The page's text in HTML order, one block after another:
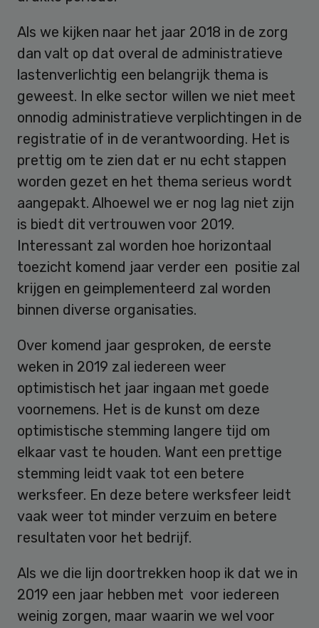
Als we kijken naar het jaar 2018 in de zorg
dan valt op dat overal de administratieve
lastenverlichtig een belangrijk thema is
geweest. In elke sector willen we niet meet
onnodig administratieve verplichtingen in de
registratie of in de verantwoording. Het is
prettig om te zien dat er nu echt stappen
worden gezet en het thema serieus wordt
aangepakt. Alhoewel we er nog lag niet zijn
is biedt dit vertrouwen voor 2019.
Interessant zal worden hoe horizontaal
toezicht komend jaar verder een positie zal
krijgen en geimplementeerd zal worden
binnen diverse organisaties.
Over komend jaar gesproken, de eerste
weken in 2019 zal iedereen weer
optimistisch het jaar ingaan met goede
voornemens. Het is de kunst om deze
optimistische stemming langere tijd om
elkaar vast te houden. Want een prettige
stemming leidt vaak tot een betere
werksfeer. En deze betere werksfeer leidt
vaak weer tot minder verzuim en betere
resultaten voor het bedrijf.
Als we die lijn doortrekken hoop ik dat we in
2019 een jaar hebben met voor iedereen
weinig zorgen, maar waarin we wel voor